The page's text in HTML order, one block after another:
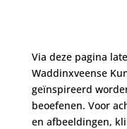
Via deze pagina
Waddinxveense
geïnspireerd
beoefenen. Voor
en afbeeldingen,